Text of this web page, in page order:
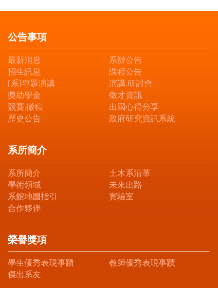
公告事項
最新消息
系辦公告
招生訊息
課程公告
[系]專題演講
演講.研討會
獎助學金
徵才資訊
競賽.徵稿
出國心得分享
歷史公告
政府研究資訊系統
系所簡介
系所簡介
土木系沿革
學術領域
未來出路
系館地圖指引
實驗室
合作夥伴
榮譽獎項
學生優秀表現事蹟
教師優秀表現事蹟
傑出系友